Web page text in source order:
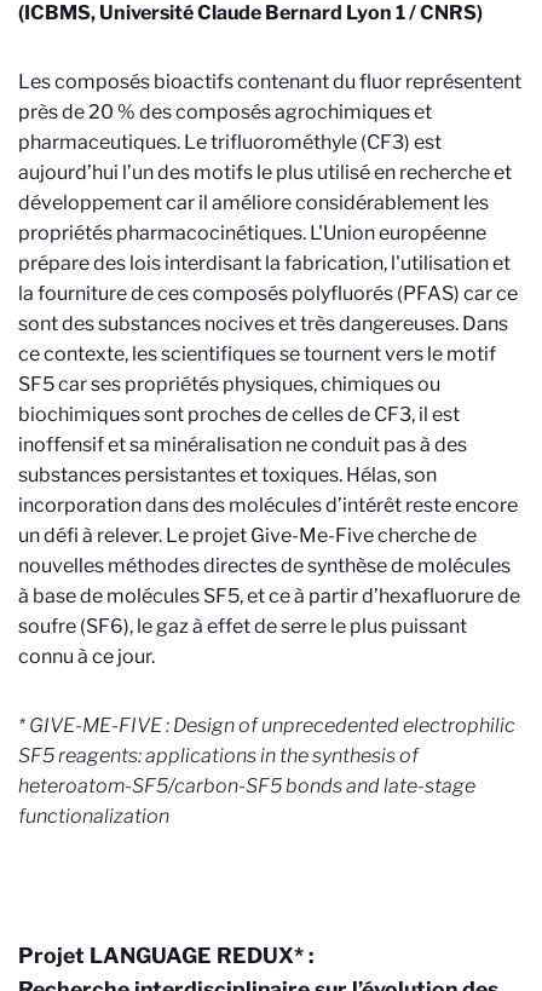
(ICBMS, Université Claude Bernard Lyon 1 / CNRS)
Les composés bioactifs contenant du fluor représentent
près de 20 % des composés agrochimiques et
pharmaceutiques. Le trifluorométhyle (CF3) est
aujourd’hui l’un des motifs le plus utilisé en recherche et
développement car il améliore considérablement les
propriétés pharmacocinétiques. L'Union européenne
prépare des lois interdisant la fabrication, l'utilisation et
la fourniture de ces composés polyfluorés (PFAS) car ce
sont des substances nocives et très dangereuses. Dans
ce contexte, les scientifiques se tournent vers le motif
SF5 car ses propriétés physiques, chimiques ou
biochimiques sont proches de celles de CF3, il est
inoffensif et sa minéralisation ne conduit pas à des
substances persistantes et toxiques. Hélas, son
incorporation dans des molécules d’intérêt reste encore
un défi à relever. Le projet Give-Me-Five cherche de
nouvelles méthodes directes de synthèse de molécules
à base de molécules SF5, et ce à partir d’hexafluorure de
soufre (SF6), le gaz à effet de serre le plus puissant
connu à ce jour.
* GIVE-ME-FIVE : Design of unprecedented electrophilic
SF5 reagents: applications in the synthesis of
heteroatom-SF5/carbon-SF5 bonds and late-stage
functionalization
Projet LANGUAGE REDUX* :